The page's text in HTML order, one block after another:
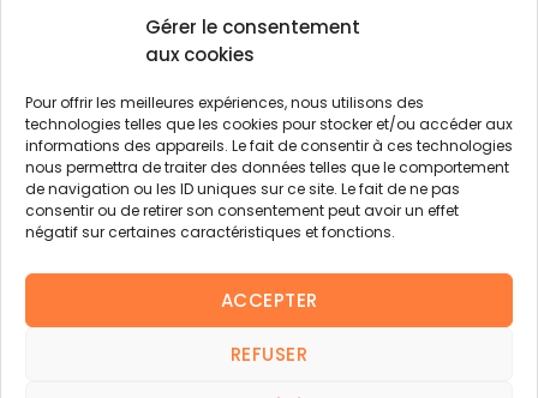
Gérer le consentement
aux cookies
Pour offrir les meilleures expériences, nous utilisons des
technologies telles que les cookies pour stocker et/ou accéder aux
informations des appareils. Le fait de consentir à ces technologies
nous permettra de traiter des données telles que le comportement
de navigation ou les ID uniques sur ce site. Le fait de ne pas
consentir ou de retirer son consentement peut avoir un effet
négatif sur certaines caractéristiques et fonctions.
ACCEPTER
REFUSER
Culture
Autres services
Économie locale
Agriculture
Filière bois
Environnement
Aides aux entreprises
Aides aux associations
Actualités
FAQ